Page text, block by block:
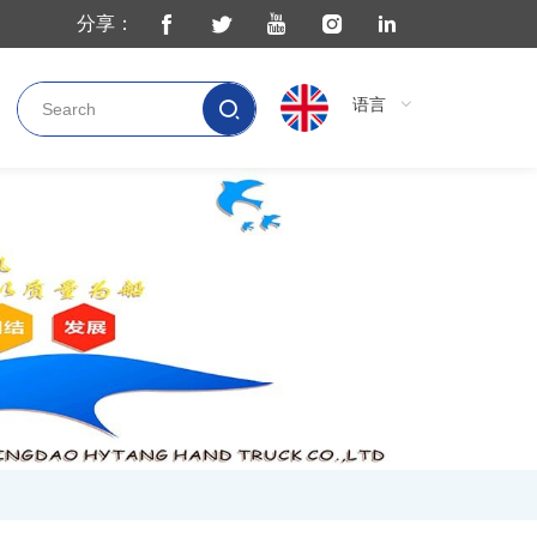
分享：
语言